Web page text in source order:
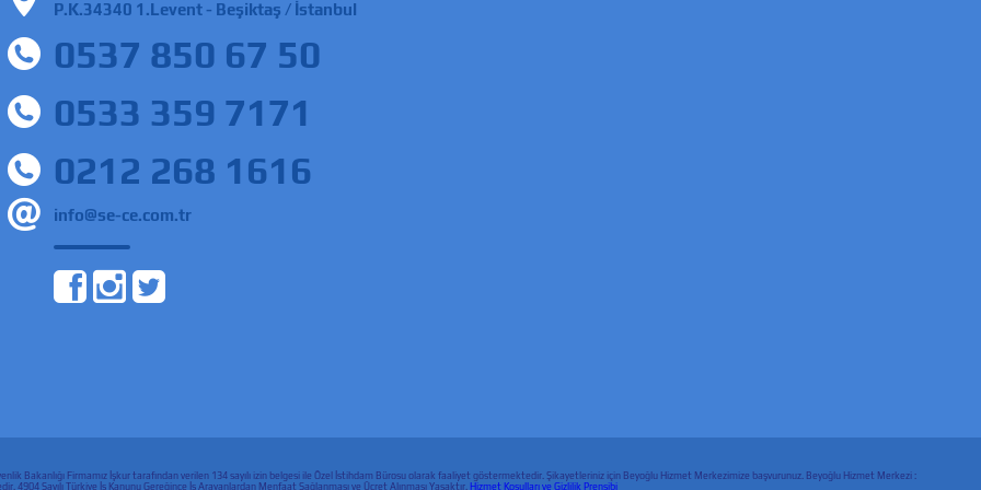
P.K.34340 1.Levent - Beşiktaş / İstanbul
0537 850 67 50
0533 359 7171
0212 268 1616
info@se-ce.com.tr
Bakanlığı Firmamız İşkur tarafından verilen 134 sayılı izin belgesi ile Özel İstihdam Bürosu olarak faaliyet göstermektedir. Şikayetleriniz için Beyoğlu Hizmet Merkezimize başvurunuz. Beyoğlu Hizmet Merkezi :
4904 Sayılı Türkiye İş Kanunu Gereğince İş Arayanlardan Menfaat Sağlanması ve Ücret Alınması Yasaktır. Hizmet Koşulları ve Gizlilik Prensibi